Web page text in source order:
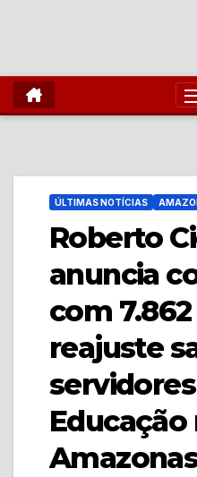
ÚLTIMAS NOTÍCIAS
Roberto
anuncia
com
reajuste
Educação